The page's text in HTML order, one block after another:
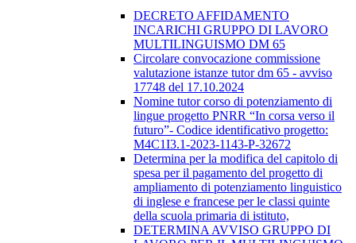
DECRETO AFFIDAMENTO
INCARICHI GRUPPO DI LAVORO
MULTILINGUISMO DM 65
Circolare convocazione commissione
valutazione istanze tutor dm 65 - avviso
17748 del 17.10.2024
Nomine tutor corso di potenziamento di
lingue progetto PNRR “In corsa verso il
futuro”- Codice identificativo progetto:
M4C1I3.1-2023-1143-P-32672
Determina per la modifica del capitolo di
spesa per il pagamento del progetto di
ampliamento di potenziamento linguistico
di inglese e francese per le classi quinte
della scuola primaria di istituto,
DETERMINA AVVISO GRUPPO DI